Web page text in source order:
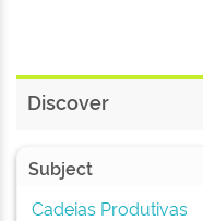
Discover
Subject
Cadeias Produtivas